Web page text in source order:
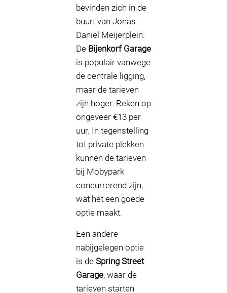
bevinden zich in de
buurt van Jonas
Daniël Meijerplein.
De Bijenkorf Garage
is populair vanwege
de centrale ligging,
maar de tarieven
zijn hoger. Reken op
ongeveer €13 per
uur. In tegenstelling
tot private plekken
kunnen de tarieven
bij Mobypark
concurrerend zijn,
wat het een goede
optie maakt.
Een andere
nabijgelegen optie
is de Spring Street
Garage, waar de
tarieven starten